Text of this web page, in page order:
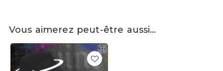
Vous aimerez peut-être aussi…